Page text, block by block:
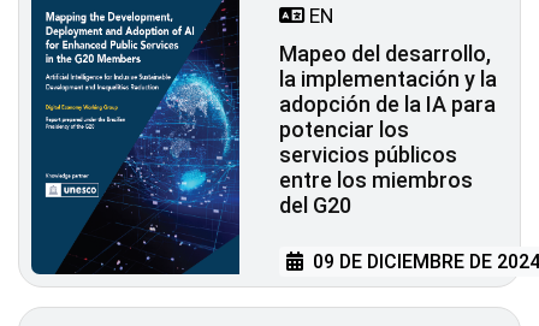
EN
Mapeo del desarrollo,
la implementación y la
adopción de la IA para
potenciar los
servicios públicos
entre los miembros
del G20
09 DE DICIEMBRE DE